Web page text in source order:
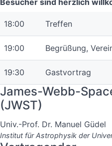
Besucher sind herzlich
18:00 Treffen
19:00 Begrüßung,
19:30 Gastvortrag
James-Webb-
(JWST)
Univ.-Prof. Dr. Manuel Güdel
Institut für Astrophysik der